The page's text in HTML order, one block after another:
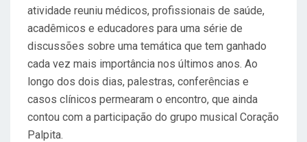
atividade reuniu médicos, profissionais de saúde,
acadêmicos e educadores para uma série de
discussões sobre uma temática que tem ganhado
cada vez mais importância nos últimos anos. Ao
longo dos dois dias, palestras, conferências e
casos clínicos permearam o encontro, que ainda
contou com a participação do grupo musical Coração
Palpita.